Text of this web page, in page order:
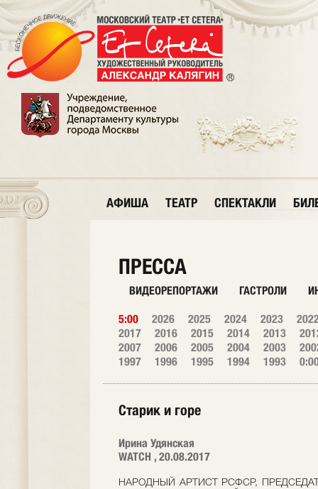
АФИША ТЕАТР СПЕКТАКЛИ
ПРЕССА
ВИДЕОРЕПОРТАЖИ ГАСТРОЛИ
5:00 2026 2025 2024 2023
2017
2016 2015 2014 2013
2007
2006 2005 2004 2003
1997
1996 1995 1994 1993
Старик и горе
Ирина Удянская
WATCH , 20.08.2017
НАРОДНЫЙ АРТИСТ РСФСР,